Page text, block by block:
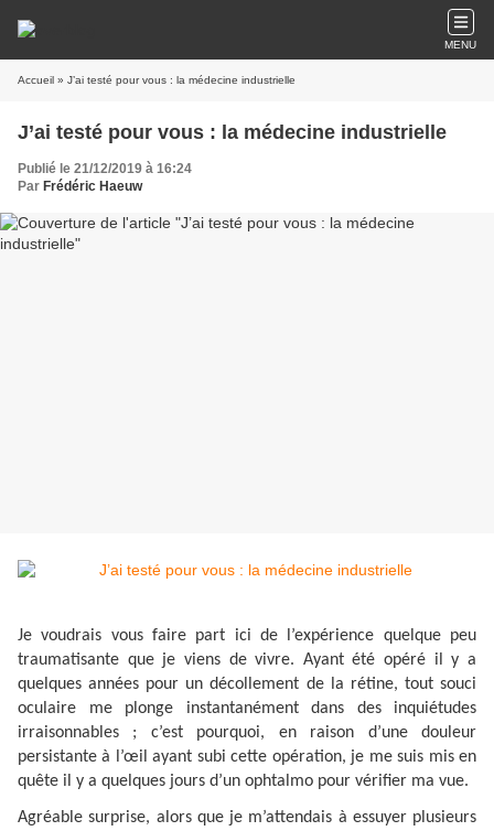
MENU
Accueil » J’ai testé pour vous : la médecine industrielle
J’ai testé pour vous : la médecine industrielle
Publié le 21/12/2019 à 16:24
Par Frédéric Haeuw
Je voudrais vous faire part ici de l’expérience quelque peu
traumatisante que je viens de vivre. Ayant été opéré il y a
quelques années pour un décollement de la rétine, tout souci
oculaire me plonge instantanément dans des inquiétudes
irraisonnables ; c’est pourquoi, en raison d’une douleur
persistante à l’œil ayant subi cette opération, je me suis mis en
quête il y a quelques jours d’un ophtalmo pour vérifier ma vue.
Agréable surprise, alors que je m’attendais à essuyer plusieurs